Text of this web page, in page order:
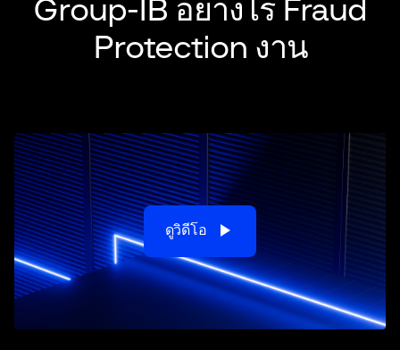
Group-IB อย่างไร Fraud
Protection งาน
ดูวิดีโอ play_arrow